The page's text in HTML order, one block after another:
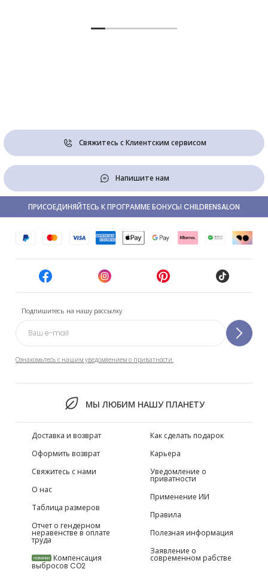
Свяжитесь с Клиентским сервисом
Напишите нам
Подпишитесь на нашу рассылку
Ознакомьтесь с нашим уведомлением о приватности.
МЫ ЛЮБИМ НАШУ ПЛАНЕТУ
ПРИСОЕДИНЯЙТЕСЬ К ПРОГРАММЕ БОНУСЫ CHILDRENSALON
Доставка и возврат
Оформить возврат
Свяжитесь с нами
О нас
Таблица размеров
Отчет о гендерном
неравенстве в оплате
труда
НОВИНКИ Компенсация
выбросов CO2
Как сделать подарок
Карьера
Уведомление о
приватности
Применение ИИ
Правила
Полезная информация
Заявление о
современном рабстве